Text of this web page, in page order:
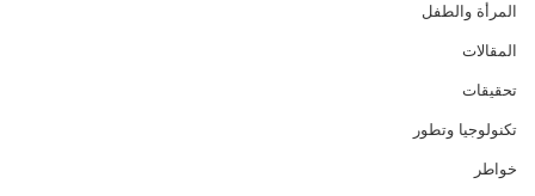
المرأة والطفل
المقالات
تحقيقات
تكنولوجيا وتطور
خواطر